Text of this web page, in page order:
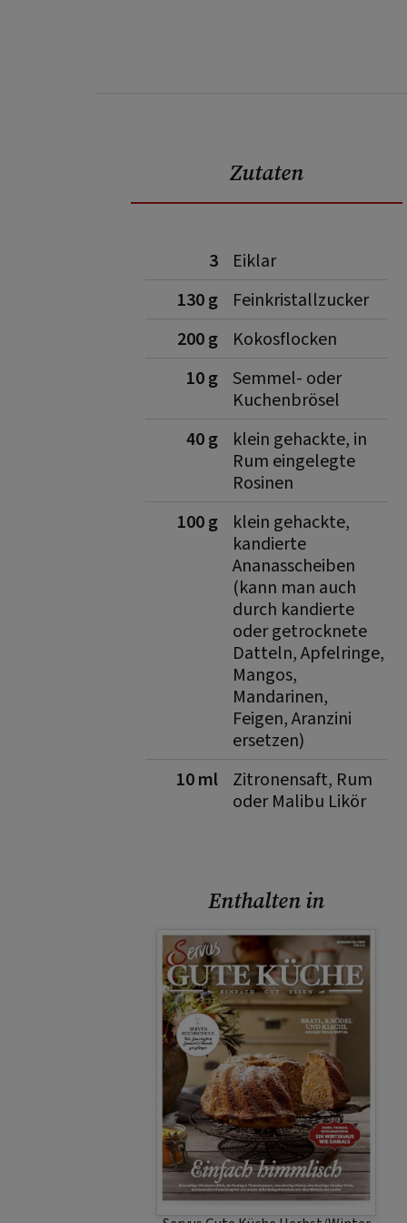
Zutaten
3
Eiklar
130 g
Feinkristallzucker
200 g
Kokosflocken
10 g Semmel- oder
Kuchenbrösel
40 g
klein gehackte, in
Rum eingelegte
Rosinen
100 g
klein ge­hackte,
kandierte
Ananasscheiben
(kann man auch
durch kandierte
oder getrocknete
Datteln, Apfel­ringe,
Mangos,
Mandarinen,
Feigen, Aranzini
ersetzen)
10 ml
Zitronensaft, Rum
oder Malibu­ Likör
Enthalten in